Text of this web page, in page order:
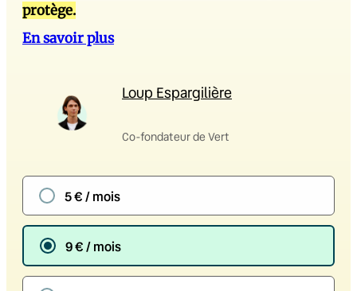
protège.
En savoir plus
Loup Espargilière
Co-fondateur de Vert
5 € / mois
9 € / mois